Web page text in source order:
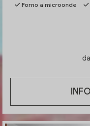
Forno a microonde
da